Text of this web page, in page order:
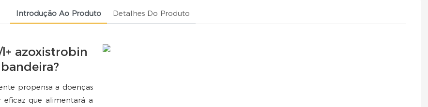
Introdução Ao Produto Detalhes Do Produto
azoxistrobin
propensa a doenças
eficaz que alimentará a